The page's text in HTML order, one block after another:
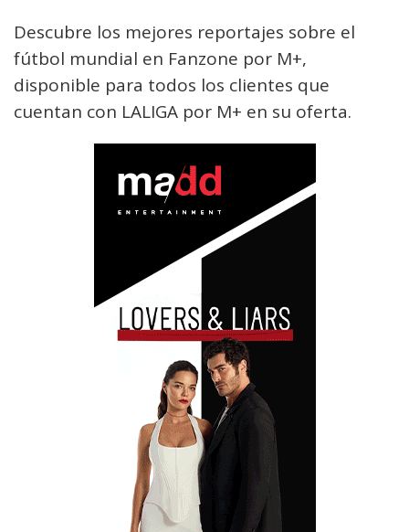
Descubre los mejores reportajes sobre el
fútbol mundial en Fanzone por M+,
disponible para todos los clientes que
cuentan con LALIGA por M+ en su oferta.